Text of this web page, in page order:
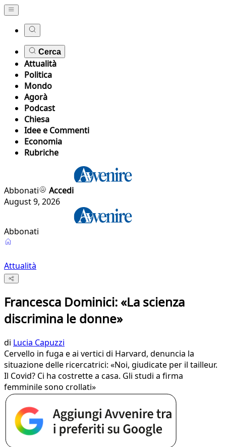
Cerca
Attualità
Politica
Mondo
Agorà
Podcast
Chiesa
Idee e Commenti
Economia
Rubriche
Abbonati
Accedi
August 9, 2026
Abbonati
Attualità
Francesca Dominici: «La scienza
discrimina le donne»
di Lucia Capuzzi
Cervello in fuga e ai vertici di Harvard, denuncia la
situazione delle ricercatrici: «Noi, giudicate per il tailleur.
Il Covid? Ci ha costrette a casa. Gli studi a firma
femminile sono crollati»